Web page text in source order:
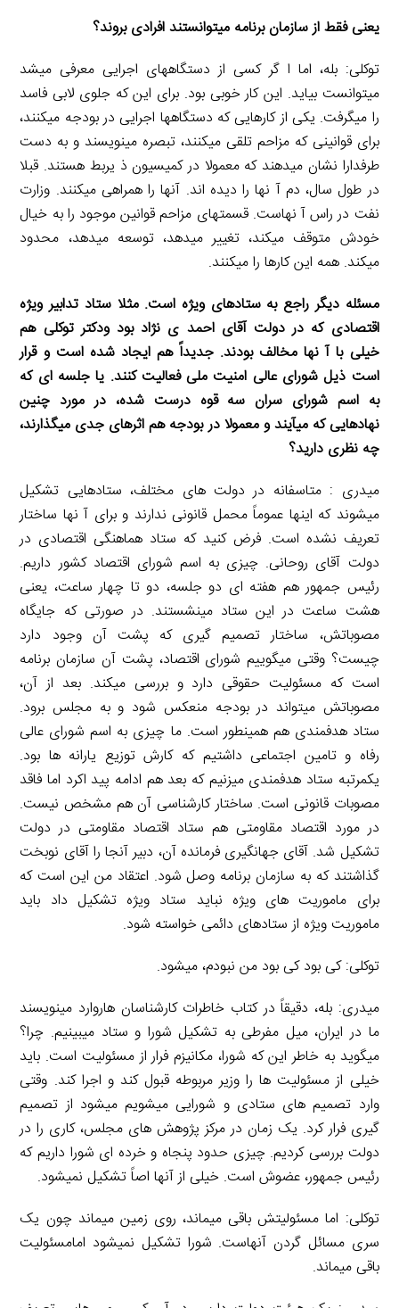
یعنی فقط از سازمان برنامه میتوانستند افرادی بروند؟
توکلی: بله، اما ا گر کسی از دستگاههای اجرایی معرفی میشد
میتوانست بیاید. این کار خوبی بود. برای این که جلوی لابی فاسد
را میگرفت. یکی از کارهایی که دستگاهها اجرایی در بودجه میکنند،
برای قوانینی که مزاحم تلقی میکنند، تبصره مینویسند و به دست
طرفدارا نشان میدهند که معمولا در کمیسیون ذ یربط هستند. قبلا
در طول سال، دم آ نها را دیده اند. آنها را همراهی میکنند. وزارت
نفت در راس آ نهاست. قسمتهای مزاحم قوانین موجود را به خیال
خودش متوقف میکند، تغییر میدهد، توسعه میدهد، محدود
میکند. همه این کارها را میکنند.
مسئله دیگر راجع به ستادهای ویژه است. مثلا ستاد تدابیر ویژه
اقتصادی که در دولت آقای احمد ی نژاد بود ودکتر توکلی هم
خیلی با آ نها مخالف بودند. جدیداً هم ایجاد شده است و قرار
است ذیل شورای عالی امنیت ملی فعالیت کنند. یا جلسه ای که
به اسم شورای سران سه قوه درست شده، در مورد چنین
نهادهایی که میآیند و معمولا در بودجه هم اثرهای جدی میگذارند،
چه نظری دارید؟
میدری : متاسفانه در دولت های مختلف، ستادهایی تشکیل
میشوند که اینها عموماً محمل قانونی ندارند و برای آ نها ساختار
تعریف نشده است. فرض کنید که ستاد هماهنگی اقتصادی در
دولت آقای روحانی. چیزی به اسم شورای اقتصاد کشور داریم.
رئیس جمهور هم هفته ای دو جلسه، دو تا چهار ساعت، یعنی
هشت ساعت در این ستاد مینشستند. در صورتی که جایگاه
مصوباتش، ساختار تصمیم گیری که پشت آن وجود دارد
چیست؟ وقتی میگوییم شورای اقتصاد، پشت آن سازمان برنامه
است که مسئولیت حقوقی دارد و بررسی میکند. بعد از آن،
مصوباتش میتواند در بودجه منعکس شود و به مجلس برود.
ستاد هدفمندی هم همینطور است. ما چیزی به اسم شورای عالی
رفاه و تامین اجتماعی داشتیم که کارش توزیع یارانه ها بود.
یکمرتبه ستاد هدفمندی میزنیم که بعد هم ادامه پید اکرد اما فاقد
مصوبات قانونی است. ساختار کارشناسی آن هم مشخص نیست.
در مورد اقتصاد مقاومتی هم ستاد اقتصاد مقاومتی در دولت
تشکیل شد. آقای جهانگیری فرمانده آن، دبیر آنجا را آقای نوبخت
گذاشتند که به سازمان برنامه وصل شود. اعتقاد من این است که
برای ماموریت های ویژه نباید ستاد ویژه تشکیل داد باید
ماموریت ویژه از ستادهای دائمی خواسته شود.
توکلی: کی بود کی بود من نبودم، میشود.
میدری: بله، دقیقاً در کتاب خاطرات کارشناسان هاروارد مینویسند
ما در ایران، میل مفرطی به تشکیل شورا و ستاد میبینیم. چرا؟
میگوید به خاطر این که شورا، مکانیزم فرار از مسئولیت است. باید
خیلی از مسئولیت ها را وزیر مربوطه قبول کند و اجرا کند. وقتی
وارد تصمیم های ستادی و شورایی میشویم میشود از تصمیم
گیری فرار کرد. یک زمان در مرکز پژوهش های مجلس، کاری را در
دولت بررسی کردیم. چیزی حدود پنجاه و خرده ای شورا داریم که
رئیس جمهور، عضوش است. خیلی از آنها اصاً تشکیل نمیشود.
توکلی: اما مسئولیتش باقی میماند، روی زمین میماند چون یک
سری مسائل گردن آنهاست. شورا تشکیل نمیشود امامسئولیت
باقی میماند.